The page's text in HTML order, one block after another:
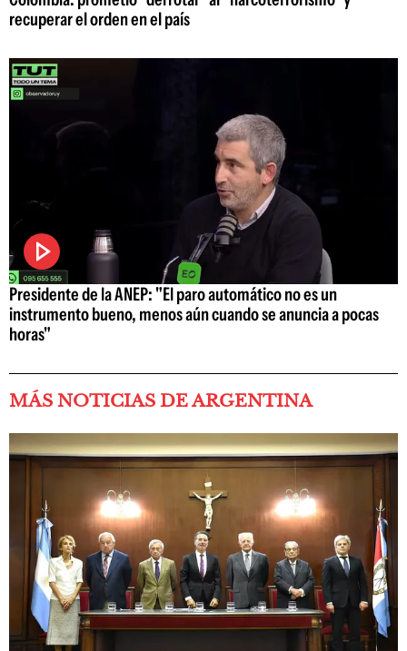
recuperar el orden en el país
Presidente de la ANEP: "El paro automático no es un
instrumento bueno, menos aún cuando se anuncia a pocas
horas"
MÁS NOTICIAS DE ARGENTINA